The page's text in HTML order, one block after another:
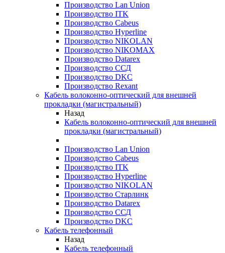
Производство Lan Union
Производство ITK
Производство Cabeus
Производство Hyperline
Производство NIKOLAN
Производство NIKOMAX
Производство Datarex
Производство ССД
Производство DKC
Производство Rexant
Кабель волоконно-оптический для внешней
прокладки (магистральный)
Назад
Кабель волоконно-оптический для внешней
прокладки (магистральный)
Производство Lan Union
Производство Cabeus
Производство ITK
Производство Hyperline
Производство NIKOLAN
Производство Старлинк
Производство Datarex
Производство ССД
Производство DKC
Кабель телефонный
Назад
Кабель телефонный